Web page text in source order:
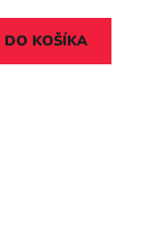
DO KOŠÍKA